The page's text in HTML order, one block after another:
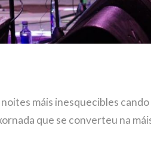
máis inesquecibles
que se converteu na